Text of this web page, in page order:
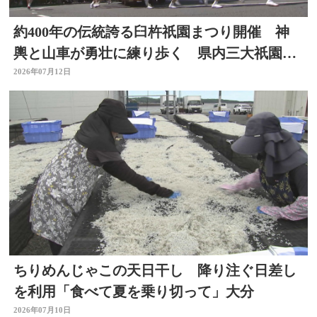
約400年の伝統誇る臼杵祇園まつり開催 神
輿と山車が勇壮に練り歩く 県内三大祇園の
１つ 大分
2026年07月12日
ちりめんじゃこの天日干し 降り注ぐ日差し
を利用「食べて夏を乗り切って」大分
2026年07月10日